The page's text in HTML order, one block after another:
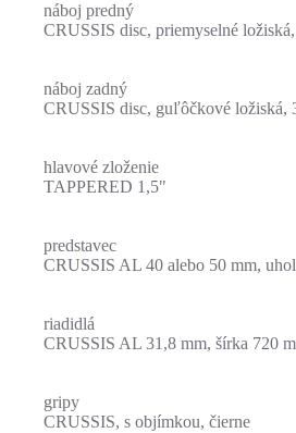
náboj predný
CRUSSIS disc, priemyselné
náboj zadný
CRUSSIS disc, guľôčkové ložiská,
hlavové zloženie
TAPPERED 1,5"
predstavec
CRUSSIS AL 40 alebo 50 mm,
riadidlá
CRUSSIS AL 31,8 mm, šírka 720
gripy
CRUSSIS, s objímkou, čierne